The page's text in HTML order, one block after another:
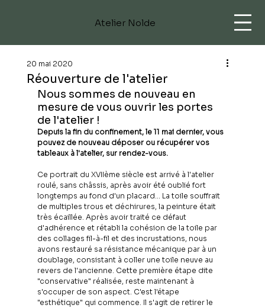
Atelier Nolde
Réouverture de l'atelier
20 mai 2020
Nous sommes de nouveau en
mesure de vous ouvrir les portes
de l'atelier !
Depuis la fin du confinement, le 11 mai dernier, vous
pouvez de nouveau déposer ou récupérer vos
tableaux à l'atelier, sur rendez-vous.
Ce portrait du XVIIème siècle est arrivé à l'atelier
roulé, sans châssis, après avoir été oublié fort
longtemps au fond d'un placard... La toile souffrait
de multiples trous et déchirures, la peinture était
très écaillée. Après avoir traité ce défaut
d'adhérence et rétabli la cohésion de la toile par
des collages fil-à-fil et des incrustations, nous
avons restauré sa résistance mécanique par à un
doublage, consistant à coller une toile neuve au
revers de l'ancienne. Cette première étape dite
"conservative" réalisée, reste maintenant à
s'occuper de son aspect. C'est l'étape
"esthétique" qui commence. Il s'agit de retirer le